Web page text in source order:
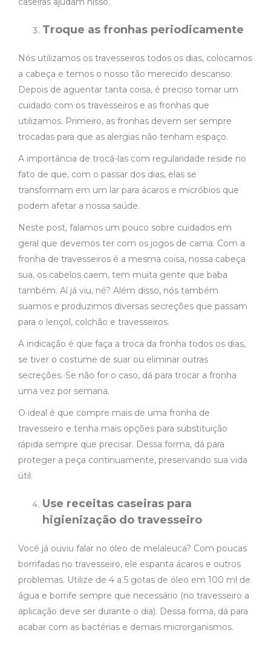
Troque as fronhas periodicamente
Nós utilizamos os travesseiros todos os dias, colocamos
a cabeça e temos o nosso tão merecido descanso.
Depois de aguentar tanta coisa, é preciso tomar um
cuidado com os travesseiros e as fronhas que
utilizamos. Primeiro, as fronhas devem ser sempre
trocadas para que as alergias não tenham espaço.
A importância de trocá-las com regularidade reside no
fato de que, com o passar dos dias, elas se
transformam em um lar para ácaros e micróbios que
podem afetar a nossa saúde.
Neste post, falamos um pouco sobre cuidados em
geral que devemos ter com os jogos de cama. Com a
fronha de travesseiros é a mesma coisa, nossa cabeça
sua, os cabelos caem, tem muita gente que baba
também. Aí já viu, né? Além disso, nós também
suamos e produzimos diversas secreções que passam
para o lençol, colchão e travesseiros.
A indicação é que faça a troca da fronha todos os dias,
se tiver o costume de suar ou eliminar outras
secreções. Se não for o caso, dá para trocar a fronha
uma vez por semana.
O ideal é que compre mais de uma fronha de
travesseiro e tenha mais opções para substituição
rápida sempre que precisar. Dessa forma, dá para
proteger a peça continuamente, preservando sua vida
útil.
Use receitas caseiras para
higienização do travesseiro
Você já ouviu falar no óleo de melaleuca? Com poucas
borrifadas no travesseiro, ele espanta ácaros e outros
problemas. Utilize de 4 a 5 gotas de óleo em 100 ml de
água e borrife sempre que necessário (no travesseiro a
aplicação deve ser durante o dia). Dessa forma, dá para
acabar com as bactérias e demais microrganismos.